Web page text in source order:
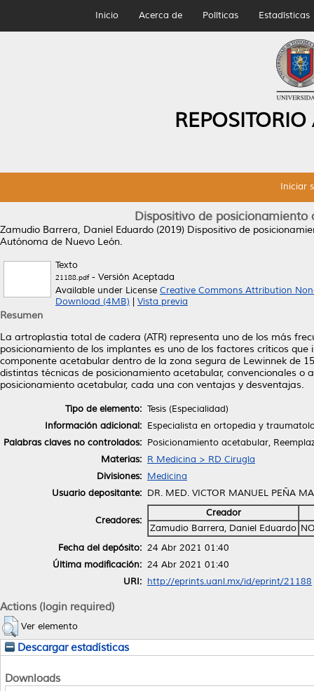
Inicio Acerca de Políticas Estadísticas
Iniciar
Dispositivo de
Zamudio Barrera, Daniel Eduardo (2019) Dispositivo de
Autónoma de Nuevo León.
Texto
21188.pdf- Versión Aceptada
Available under License Creative Commons Attribution
Download (4MB)
Vista previa
Resumen
La artroplastia total de cadera (ATR) representa uno de los más
posicionamiento de los implantes es uno de los factores críticos
componente acetabular dentro de la zona segura de Lewinnek de
distintas técnicas de posicionamiento acetabular, convencionales
posicionamiento acetabular, cada una con ventajas y desventajas.
Tipo de elemento: Tesis (Especialidad)
Información adicional: Especialista en ortopedia y
Palabras claves no controlados: Posicionamiento acetabular,
Materias: R Medicina > RD Cirugía
Divisiones: Medicina
Usuario depositante: DR. MED. VICTOR MANUEL PEÑA
Creadores:
Creador
Zamudio Barrera, Daniel Eduardo
Fecha del depósito: 24 Abr 2021 01:40
Última modificación: 24 Abr 2021 01:40
URI: http://eprints.uanl.mx/id/eprint/21188
Actions (login required)
Ver elemento
Descargar estadísticas
Downloads